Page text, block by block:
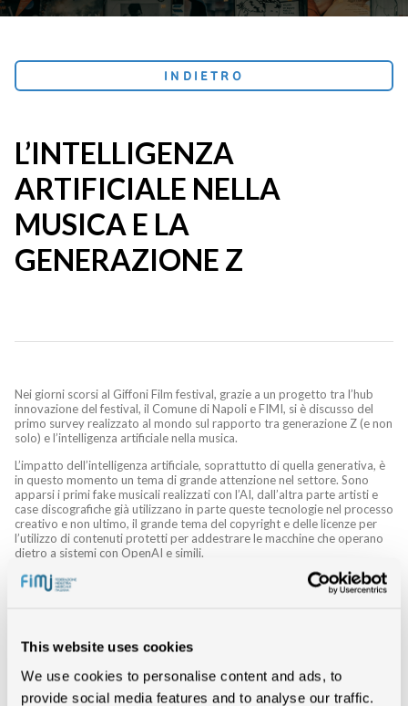
This website uses cookies
We use cookies to personalise content and ads, to
provide social media features and to analyse our traffic.
INDIETRO
L’INTELLIGENZA
ARTIFICIALE NELLA
MUSICA E LA
GENERAZIONE Z
Nei giorni scorsi al Giffoni Film festival, grazie a un progetto tra l’hub
innovazione del festival, il Comune di Napoli e FIMI, si è discusso del
primo survey realizzato al mondo sul rapporto tra generazione Z (e non
solo) e l’intelligenza artificiale nella musica.
L’impatto dell’intelligenza artificiale, soprattutto di quella generativa, è
in questo momento un tema di grande attenzione nel settore. Sono
apparsi i primi fake musicali realizzati con l’AI, dall’altra parte artisti e
case discografiche già utilizzano in parte queste tecnologie nel processo
creativo e non ultimo, il grande tema del copyright e delle licenze per
l’utilizzo di contenuti protetti per addestrare le macchine che operano
dietro a sistemi con OpenAI e simili.
Già oggi in buona parte della produzione musicale, entrano in gioco
tecnologie che sono fortemente dipendenti dall’intelligenza artificiale,
Nelle scorse settimane è stata realizzata una prima indagine che ha
musica e tecnologie, ma con un focus specifico sull’impatto
dell’intelligenza artificiale.